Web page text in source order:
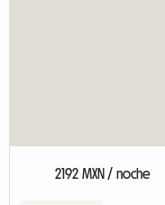
2192 MXN / noche